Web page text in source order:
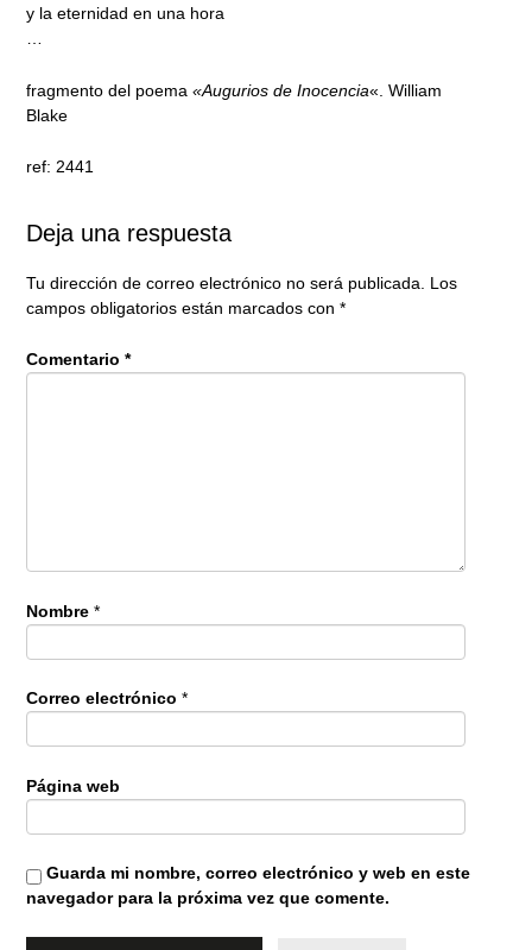
y la eternidad en una hora
…
fragmento del poema «Augurios de Inocencia«. William
Blake
ref: 2441
Deja una respuesta
Tu dirección de correo electrónico no será publicada.
Los
campos obligatorios están marcados con *
Comentario *
Nombre *
Correo electrónico *
Página web
Guarda mi nombre, correo electrónico y web en este
navegador para la próxima vez que comente.